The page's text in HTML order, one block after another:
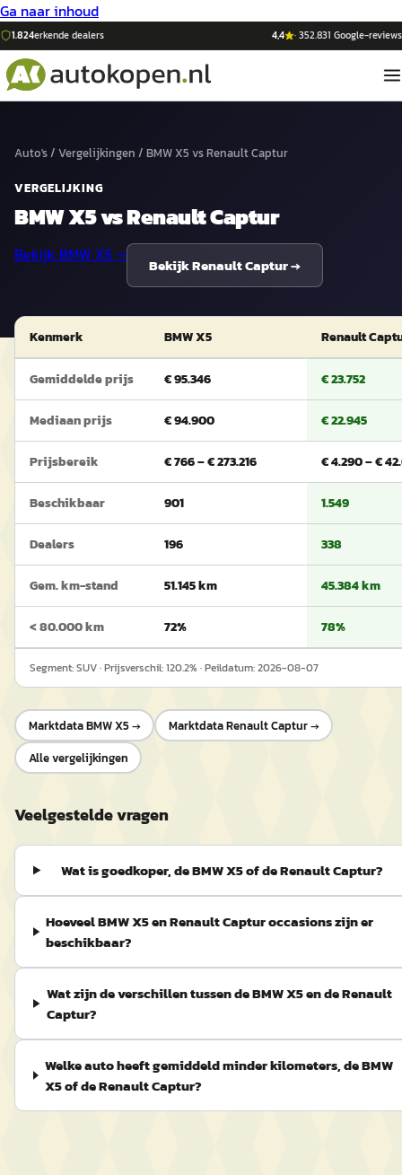
Ga naar inhoud
1.824erkende dealers 4,4 ·352.831 Google-reviews
Auto's/ Vergelijkingen / BMW X5 vsRenault Captur
VERGELIJKING
BMW X5vsRenault Captur
Bekijk BMW X5→
BekijkRenault Captur→
Kenmerk BMW X5 Renault
Gemiddelde prijs € 95.346 € 23.752
Mediaan prijs € 94.900 € 22.945
Prijsbereik € 766 – € 273.216 € 4.290 – €
Beschikbaar 901 1.549
Dealers 196 338
Gem. km-stand 51.145 km 45.384 km
< 80.000 km 72% 78%
Segment:SUV· Prijsverschil:120.2% · Peildatum:2026-08-07
MarktdataBMW X5→ MarktdataRenault Captur→
Alle vergelijkingen
Veelgestelde vragen
Wat is goedkoper, de BMW X5 of de Renault Captur?
Hoeveel BMW X5 en Renault Captur occasions zijn er
beschikbaar?
Wat zijn de verschillen tussen de BMW X5 en de Renault
Captur?
Welke auto heeft gemiddeld minder kilometers, de BMW
X5 of de Renault Captur?